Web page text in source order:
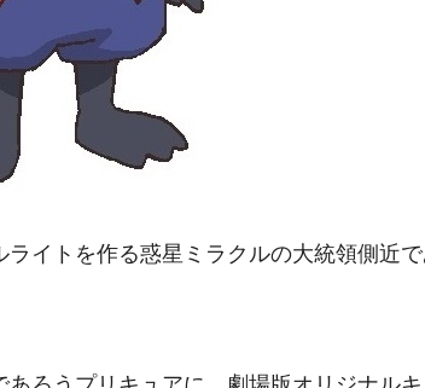
イトを作る惑星ミラクルの大統領側近